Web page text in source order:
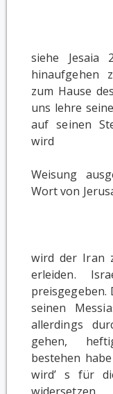
siehe Jesaia
hinaufgehen
zum Hause
uns lehre
auf seinen
wird
Weisung
Wort von
wird der Iran
erleiden.
seinen
allerdings
gehen,
bestehen
wird’ s für